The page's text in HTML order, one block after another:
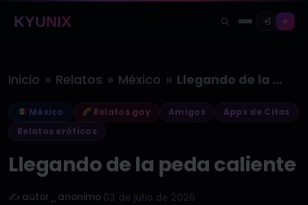
KYUNIX
Inicio » Relatos » México » Llegando de la peda caliente
México Relatos gay Amigos
Apps de Citas
Relatos eróticos
Llegando de la peda caliente
✍️ autor_anonimo 03 de julio de 2026